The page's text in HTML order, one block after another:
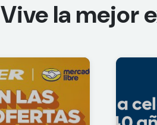
Vive la mejor